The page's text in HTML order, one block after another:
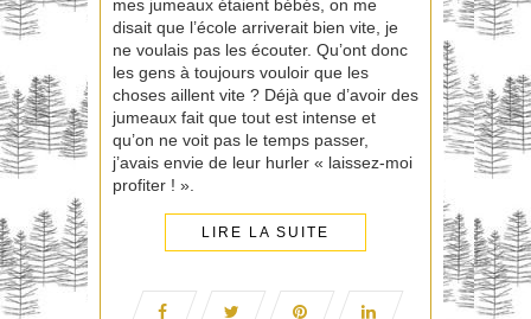
mes jumeaux étaient bébés, on me
disait que l’école arriverait bien vite, je
ne voulais pas les écouter. Qu’ont donc
les gens à toujours vouloir que les
choses aillent vite ? Déjà que d’avoir des
jumeaux fait que tout est intense et
qu’on ne voit pas le temps passer,
j’avais envie de leur hurler « laissez-moi
profiter ! ».
LIRE LA SUITE